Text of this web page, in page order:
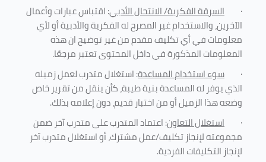
· السرقة الفكرية/ الانتحال الأدبي: اقتباس عبارات وأعمال
الآخرين، والاستخدام غير المصرح له الفكرية والأدبية أو لأي
معلومات في أي تكليف مقدم من غير توضيح ان هذه
المعلومات المذكورة في داخل المحتوى تعتبر مرجعًا.
· سوء استخدام المساعدة: استغلال متدرب لعمل زميله
الذي يوفر له المساعدة بنية طيبة، كأن ينقل من تقرير خاص
وضعه هذا الزميل أو من اختبار قديم، دون إعلامه بذلك.
· استغلال التعاون: اعتماد المتدرب على متدرب آخر ضمن
مجموعته لإنجاز تكليف/عمل مشترك، أو استغلال متدرب آخر
لإنجاز التكليفات الفردية.